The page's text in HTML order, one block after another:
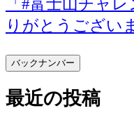
「#富士山チャ
りがとうござい
バックナンバー
最近の投稿